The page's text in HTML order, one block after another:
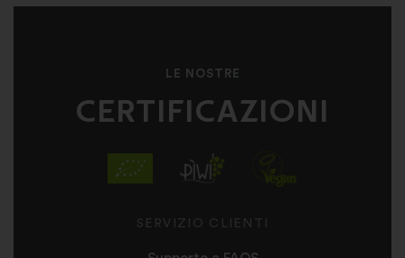
LE NOSTRE
CERTIFICAZIONI
SERVIZIO CLIENTI